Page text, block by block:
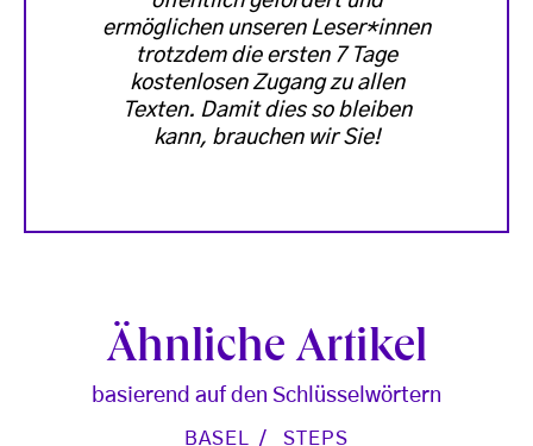
ermöglichen unseren Leser*innen
trotzdem die ersten 7 Tage
kostenlosen Zugang zu allen
Texten. Damit dies so bleiben
kann, brauchen wir Sie!
Ähnliche Artikel
basierend auf den Schlüsselwörtern
BASEL STEPS